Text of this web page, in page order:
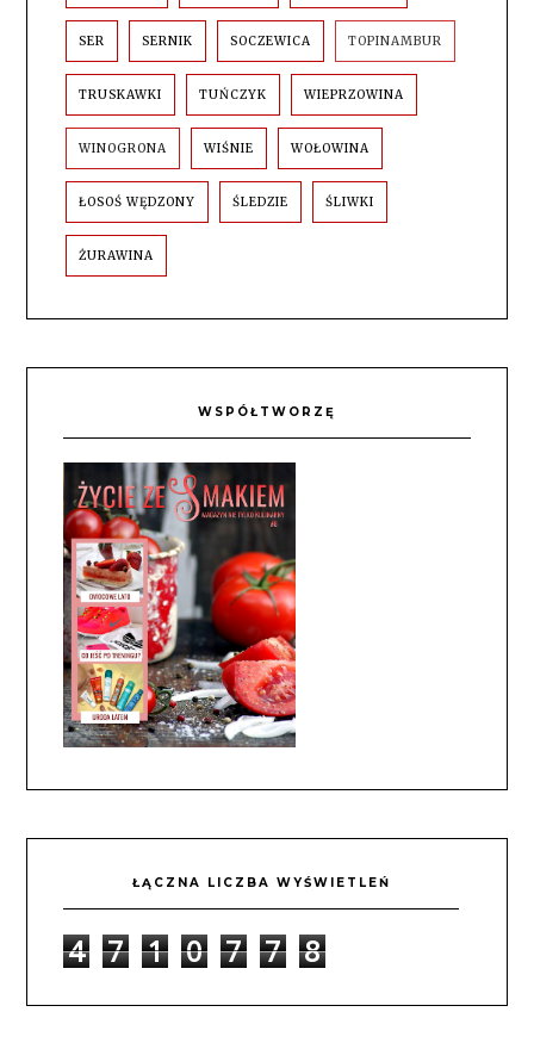
SER SERNIK SOCZEWICA TOPINAMBUR
TRUSKAWKI TUŃCZYK WIEPRZOWINA
WINOGRONA WIŚNIE WOŁOWINA
ŁOSOŚ WĘDZONY ŚLEDZIE ŚLIWKI
ŻURAWINA
WSPÓŁTWORZĘ
ŁĄCZNA LICZBA WYŚWIETLEŃ
4 7 1 0 7 7 8